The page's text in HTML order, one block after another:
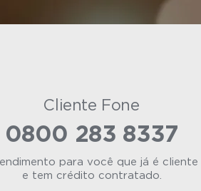
Cliente Fone
0800 283 8337
para você que já é cliente
e tem crédito contratado.